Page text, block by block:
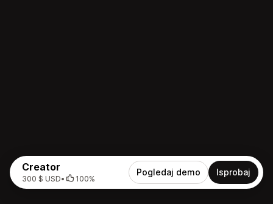
Creator
300 $ USD• 100%
Pogledaj demo Isprobaj